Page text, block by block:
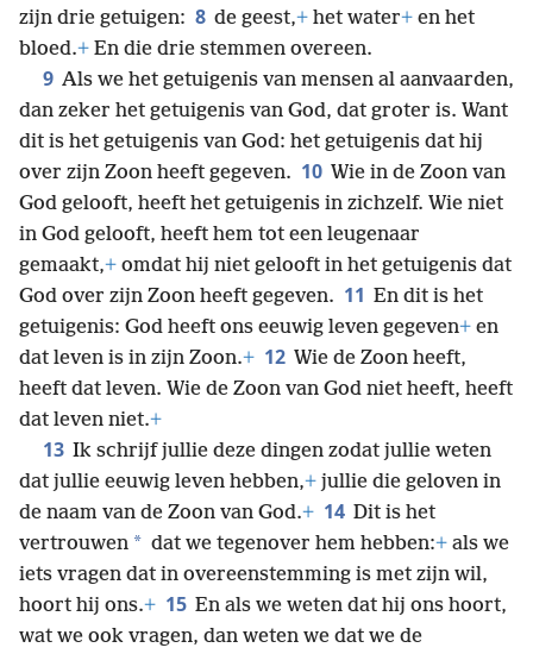
zijn drie getuigen: 8 de geest,+ het water+ en het
bloed.+ En die drie stemmen overeen.
9 Als we het getuigenis van mensen al aanvaarden,
dan zeker het getuigenis van God, dat groter is. Want
dit is het getuigenis van God: het getuigenis dat hij
over zijn Zoon heeft gegeven. 10 Wie in de Zoon van
God gelooft, heeft het getuigenis in zichzelf. Wie niet
in God gelooft, heeft hem tot een leugenaar
gemaakt,+ omdat hij niet gelooft in het getuigenis dat
God over zijn Zoon heeft gegeven. 11 En dit is het
getuigenis: God heeft ons eeuwig leven gegeven+ en
dat leven is in zijn Zoon.+ 12 Wie de Zoon heeft,
heeft dat leven. Wie de Zoon van God niet heeft, heeft
dat leven niet.+
13 Ik schrijf jullie deze dingen zodat jullie weten
dat jullie eeuwig leven hebben,+ jullie die geloven in
de naam van de Zoon van God.+ 14 Dit is het
vertrouwen * dat we tegenover hem hebben:+ als we
iets vragen dat in overeenstemming is met zijn wil,
hoort hij ons.+ 15 En als we weten dat hij ons hoort,
wat we ook vragen, dan weten we dat we de